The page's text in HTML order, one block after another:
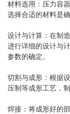
材料选用：压力容
选择合适的材料是
设计与计算：在制
进行详细的设计与
参数的确定。
切割与成形：根据
压制等成形工艺，
焊接：将成形好的